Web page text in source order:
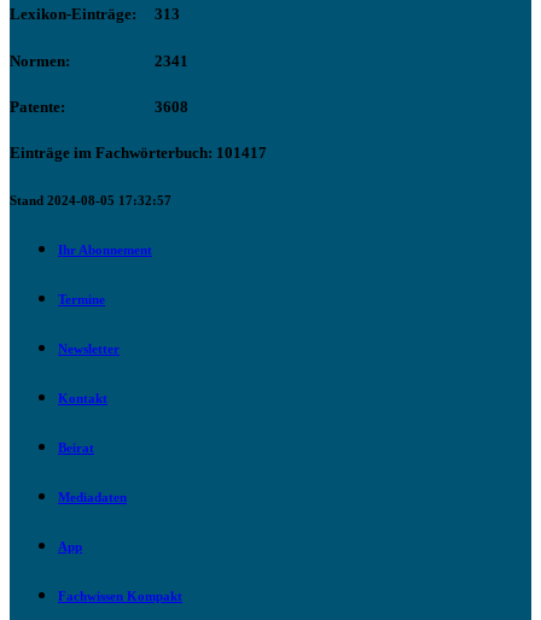
Lexikon-Einträge: 313
Normen: 2341
Patente: 3608
Einträge im Fachwörterbuch: 101417
Stand 2024-08-05 17:32:57
Ihr Abonnement
Termine
Newsletter
Kontakt
Beirat
Mediadaten
App
Fachwissen Kompakt